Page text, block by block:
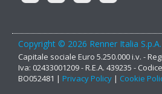
Copyright © 2026 Renner Italia S.p.A.
Capitale sociale Euro 5.250.000 i.v. -
Iva: 02433001209 - R.E.A. 439235 -
BO052481 | Privacy Policy | Cookie